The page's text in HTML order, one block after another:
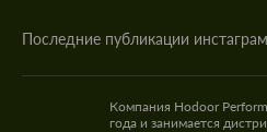
Последние публикации
Компания Hodoor
года и занимается